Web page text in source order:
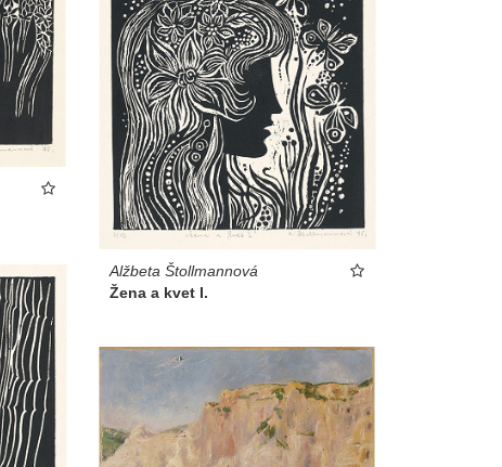
Alžbeta Štollmannová
Žena a kvet I.